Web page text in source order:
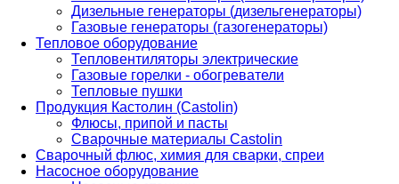
Дизельные генераторы (дизельгенераторы)
Газовые генераторы (газогенераторы)
Тепловое оборудование
Тепловентиляторы электрические
Газовые горелки - обогреватели
Тепловые пушки
Продукция Кастолин (Castolin)
Флюсы, припой и пасты
Сварочные материалы Castolin
Сварочный флюс, химия для сварки, спреи
Насосное оборудование